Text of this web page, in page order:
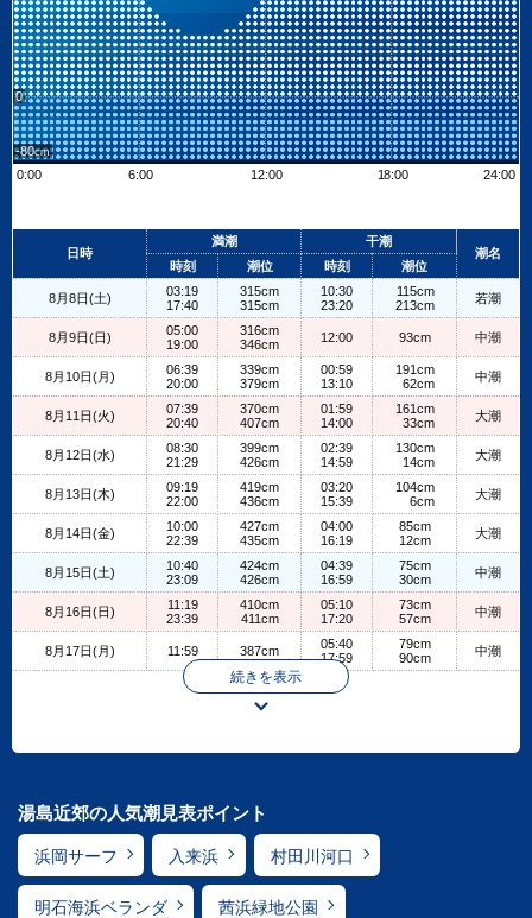
0
-80
0:00
6:00 12:00 18:00 24:00
+
日時
満潮
干潮
潮名
時刻
潮位 時刻 潮位
8月8日(土)
03:19
17:40
315cm
315cm
10:30
23:20
115cm
213cm
若潮
8月9日(日)
05:00
19:00
316cm
346cm
12:00 93cm 中潮
8月10日(月)
06:39
20:00
339cm
379cm
00:59
13:10
191cm
62cm
中潮
8月11日(火)
07:39
20:40
370cm
407cm
01:59
14:00
161cm
33cm
大潮
8月12日(水)
08:30
21:29
399cm
426cm
02:39
14:59
130cm
14cm
大潮
8月13日(木)
09:19
22:00
419cm
436cm
03:20
15:39
104cm
6cm
大潮
8月14日(金)
10:00
22:39
427cm
435cm
04:00
16:19
85cm
12cm
大潮
8月15日(土)
10:40
23:09
424cm
426cm
04:39
16:59
75cm
30cm
中潮
8月16日(日)
11:19
23:39
410cm
411cm
05:10
17:20
73cm
57cm
中潮
8月17日(月) 11:59 387cm
05:40
17:59
79cm
90cm
中潮
続きを表示
湯島近郊の人気潮見表ポイント
浜岡サーフ 入来浜 村田川河口
明石海浜ベランダ 茜浜緑地公園